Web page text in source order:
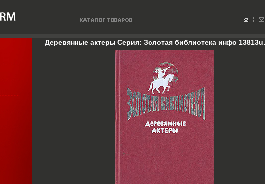
Деревянные актеры Серия: Золотая библиотека инфо 13813u.